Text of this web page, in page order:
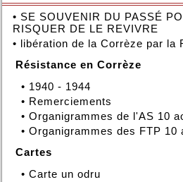
• SE SOUVENIR DU PASSÉ
RISQUER DE LE REVIVRE
• libération de la Corrèze par la
Résistance en Corrèze
• 1940 - 1944
• Remerciements
• Organigrammes de l'AS 10
• Organigrammes des FTP 10
Cartes
• Carte un odru